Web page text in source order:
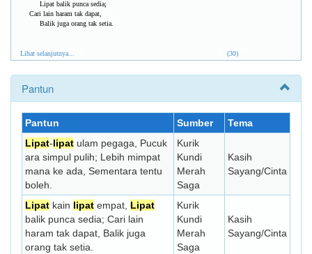
Lipat balik punca sedia;
Cari lain haram tak dapat,
Balik juga orang tak setia.
Lihat selanjutnya... (30)
Pantun
Pantun Sumber
Tema
Lipat-lipat ulam pegaga, Pucuk
ara simpul pulih; Lebih mimpat
mana ke ada, Sementara tentu
boleh.
Kurik
Kundi
Merah
Saga
Kasih
Sayang/Cinta
Lipat kain lipat empat, Lipat
balik punca sedia; Cari lain
haram tak dapat, Balik juga
orang tak setia.
Kurik
Kundi
Merah
Saga
Kasih
Sayang/Cinta